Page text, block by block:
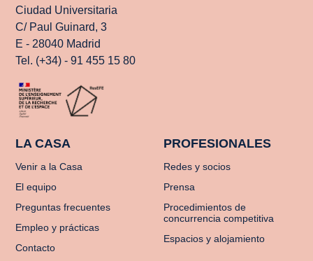
Ciudad Universitaria
C/ Paul Guinard, 3
E - 28040 Madrid
Tel. (+34) - 91 455 15 80
LA CASA
Venir a la Casa
El equipo
Preguntas frecuentes
Empleo y prácticas
Contacto
PROFESIONALES
Redes y socios
Prensa
Procedimientos de
concurrencia competitiva
Espacios y alojamiento